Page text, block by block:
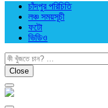
চাঁদপুর পরিচিতি
লঞ্চ সময়সূচী
ফটো
ভিডিও
Close